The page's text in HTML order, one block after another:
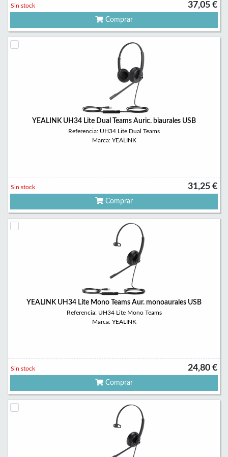
37,05 €
Sin stock
Comprar
YEALINK UH34 Lite Dual Teams Auric. biaurales USB
Referencia: UH34 Lite Dual Teams
Marca: YEALINK
31,25 €
Sin stock
Comprar
YEALINK UH34 Lite Mono Teams Aur. monoaurales USB
Referencia: UH34 Lite Mono Teams
Marca: YEALINK
24,80 €
Sin stock
Comprar